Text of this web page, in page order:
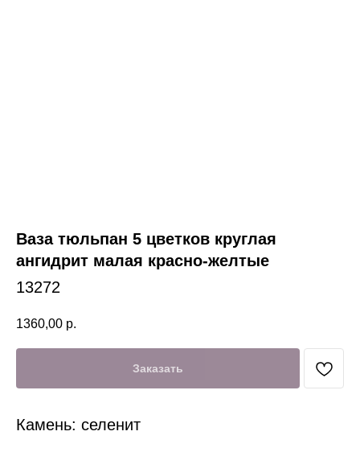
Ваза тюльпан 5 цветков круглая
ангидрит малая красно-желтые
13272
1360,00 р.
Заказать
Камень: селенит